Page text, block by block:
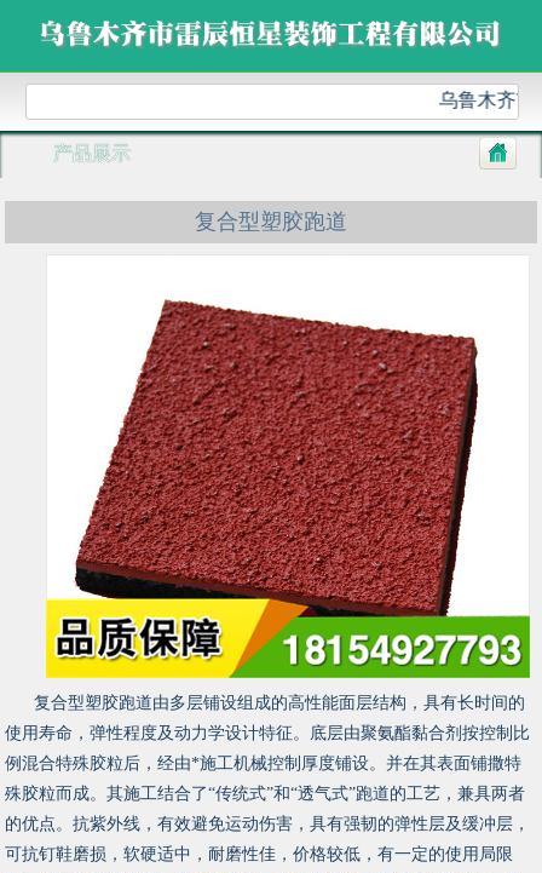
乌鲁木齐市
产品展示
复合型塑胶跑道
复合型塑胶跑道由多层铺设组成的高性能面层结构，具有长时间的
使用寿命，弹性程度及动力学设计特征。底层由聚氨酯黏合剂按控制比
例混合特殊胶粒后，经由*施工机械控制厚度铺设。并在其表面铺撒特
殊胶粒而成。其施工结合了“传统式”和“透气式”跑道的工艺，兼具两者
的优点。抗紫外线，有效避免运动伤害，具有强韧的弹性层及缓冲层，
可抗钉鞋磨损，软硬适中，耐磨性佳，价格较低，有一定的使用局限